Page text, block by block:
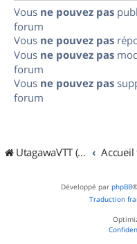
Vous ne pouvez pas
forum
Vous ne pouvez pas
Vous ne pouvez pas
forum
Vous ne pouvez pas
forum
UtagawaVTT (Randos VTT et VTTAE avec traces GPS)
Développé par phpBB
Traduction